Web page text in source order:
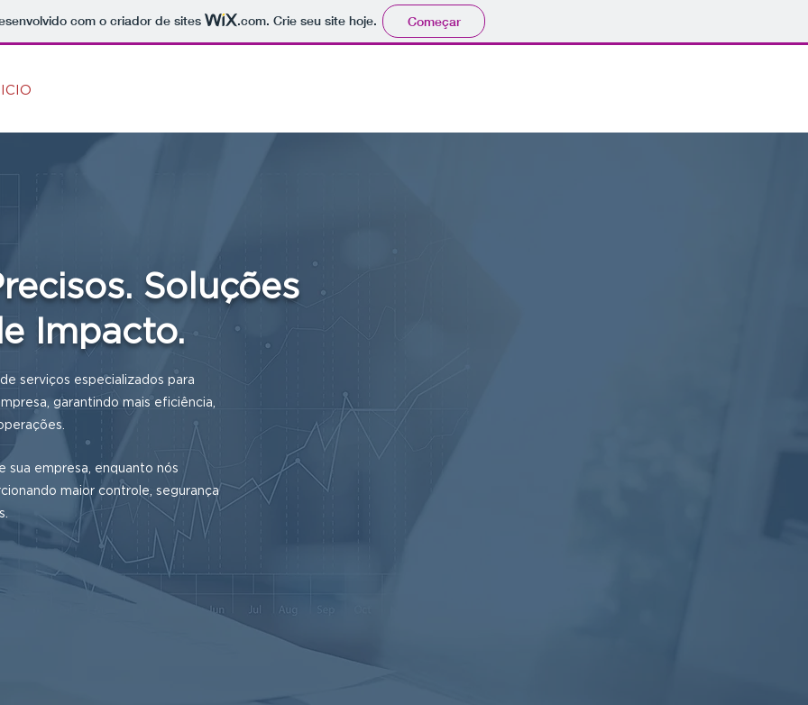
com o criador de sites .com. Crie seu site hoje. Começar
Soluções
Impacto.
serviços especializados para
garantindo mais eficiência,
sua empresa, enquanto nós
maior controle, segurança